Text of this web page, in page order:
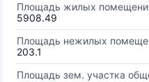
Площадь жилых
5908.49
Площадь нежилых
203.1
Площадь зем. участка